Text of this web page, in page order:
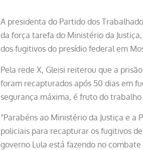
A presidenta do Partido dos
da força tarefa do Ministério da
dos fugitivos do presídio federal em
Pela rede X, Gleisi reiterou que a
foram recapturados após 50 dias em
segurança máxima, é fruto do
“Parabéns ao Ministério da Justiça e
policiais para recapturar os fugitivos
governo Lula está fazendo no